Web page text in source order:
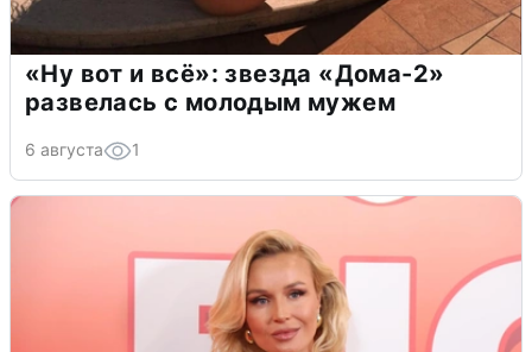
«Ну вот и всё»: звезда «Дома-2»
развелась с молодым мужем
6 августа 1